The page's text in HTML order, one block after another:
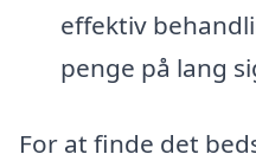
effektiv
penge på lang
For at finde det